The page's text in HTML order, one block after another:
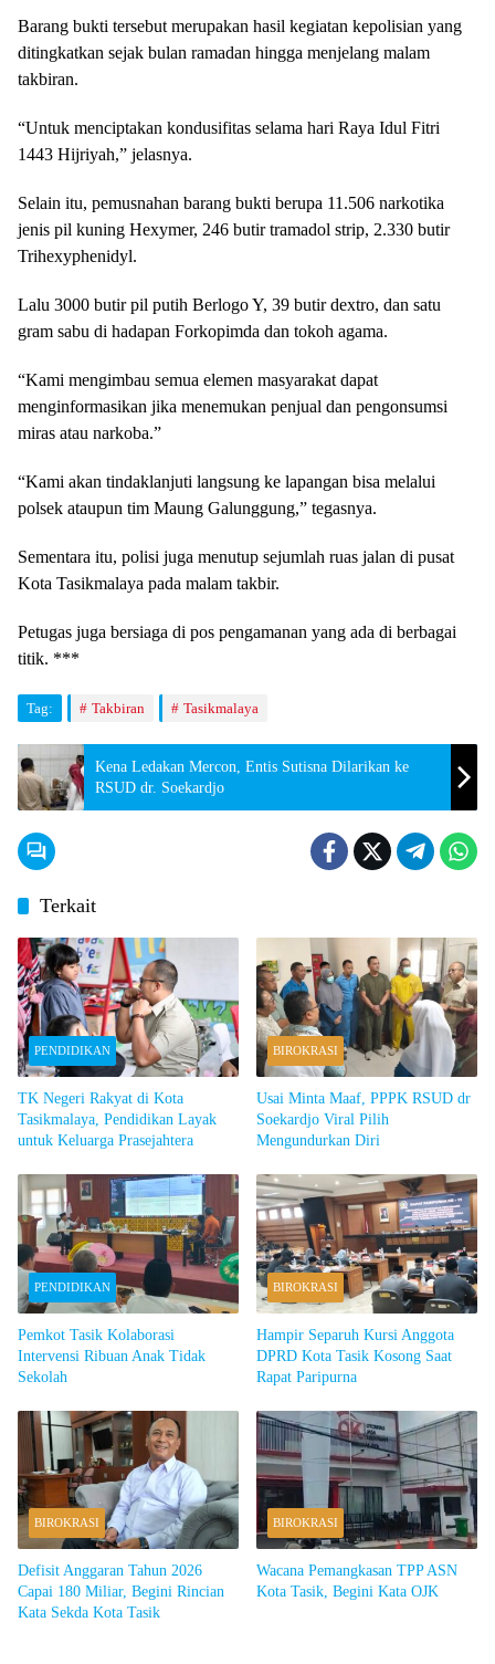
Barang bukti tersebut merupakan hasil kegiatan kepolisian yang
ditingkatkan sejak bulan ramadan hingga menjelang malam
takbiran.
“Untuk menciptakan kondusifitas selama hari Raya Idul Fitri
1443 Hijriyah,” jelasnya.
Selain itu, pemusnahan barang bukti berupa 11.506 narkotika
jenis pil kuning Hexymer, 246 butir tramadol strip, 2.330 butir
Trihexyphenidyl.
Lalu 3000 butir pil putih Berlogo Y, 39 butir dextro, dan satu
gram sabu di hadapan Forkopimda dan tokoh agama.
“Kami mengimbau semua elemen masyarakat dapat
menginformasikan jika menemukan penjual dan pengonsumsi
miras atau narkoba.”
“Kami akan tindaklanjuti langsung ke lapangan bisa melalui
polsek ataupun tim Maung Galunggung,” tegasnya.
Sementara itu, polisi juga menutup sejumlah ruas jalan di pusat
Kota Tasikmalaya pada malam takbir.
Petugas juga bersiaga di pos pengamanan yang ada di berbagai
titik. ***
Tag: Takbiran Tasikmalaya
Kena Ledakan Mercon, Entis Sutisna Dilarikan ke
RSUD dr. Soekardjo
Terkait
PENDIDIKAN
TK Negeri Rakyat di Kota
Tasikmalaya, Pendidikan Layak
untuk Keluarga Prasejahtera
BIROKRASI
Usai Minta Maaf, PPPK RSUD dr
Soekardjo Viral Pilih
Mengundurkan Diri
PENDIDIKAN
Pemkot Tasik Kolaborasi
Intervensi Ribuan Anak Tidak
Sekolah
BIROKRASI
Hampir Separuh Kursi Anggota
DPRD Kota Tasik Kosong Saat
Rapat Paripurna
BIROKRASI
Defisit Anggaran Tahun 2026
Capai 180 Miliar, Begini Rincian
Kata Sekda Kota Tasik
BIROKRASI
Wacana Pemangkasan TPP ASN
Kota Tasik, Begini Kata OJK